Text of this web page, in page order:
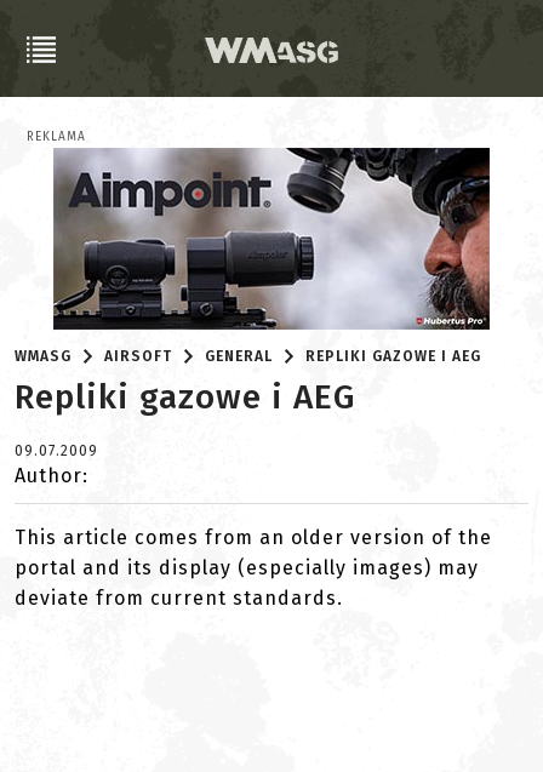
REKLAMA
WMASG AIRSOFT GENERAL REPLIKI GAZOWE I AEG
Repliki gazowe i AEG
09.07.2009
Author:
This article comes from an older version of the
portal and its display (especially images) may
deviate from current standards.